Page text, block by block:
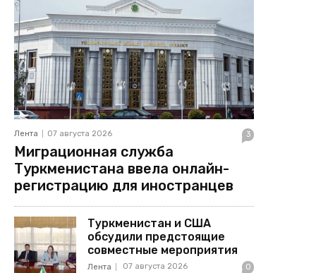
Лента 07 августа 2026 3
Миграционная служба
Туркменистана ввела онлайн-
регистрацию для иностранцев
Туркменистан и США
обсудили предстоящие
совместные мероприятия
Лента 07 августа 2026 0